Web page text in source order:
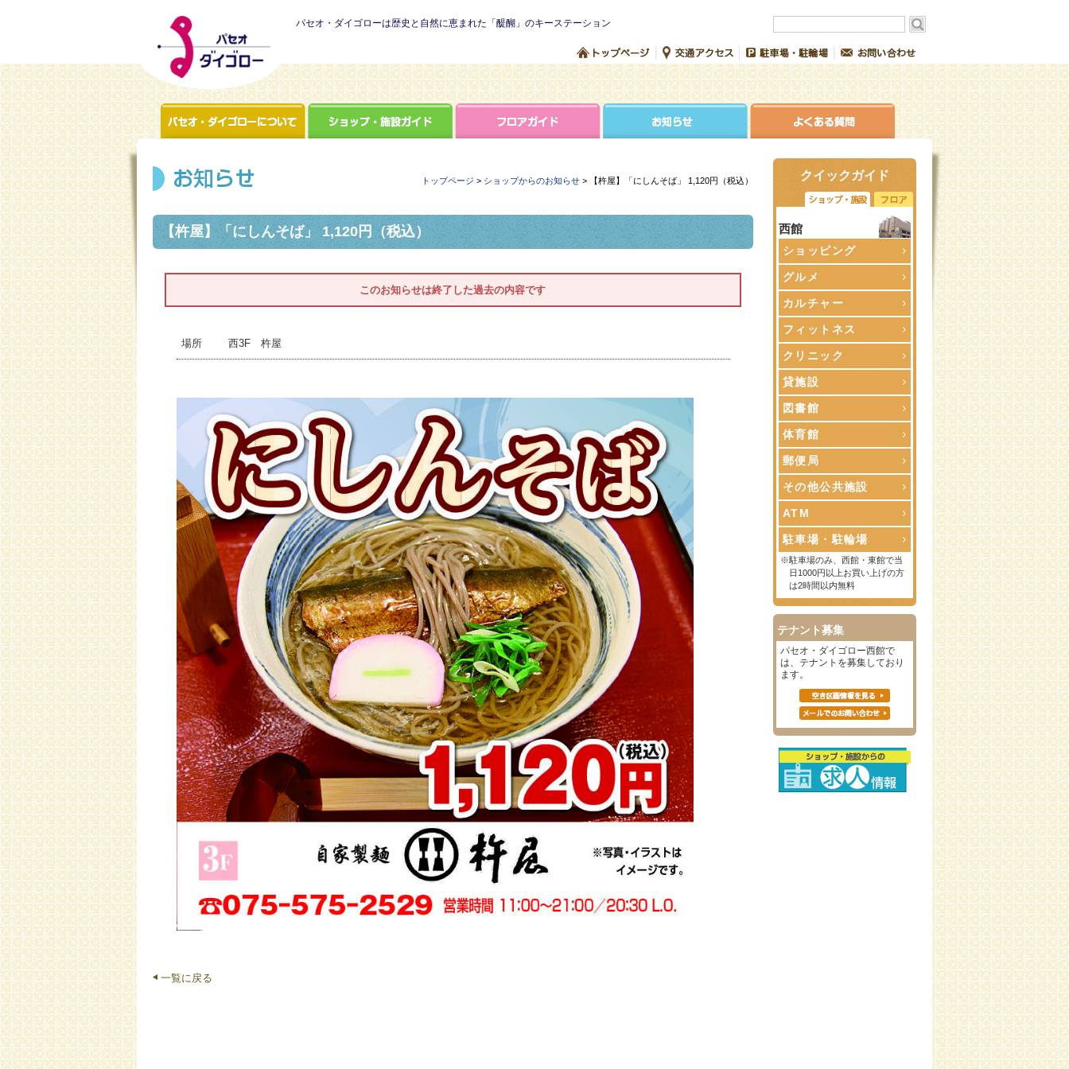
パセオ・ダイゴローは歴史と自然に恵まれた「醍醐」のキーステーション
トップページ > ショップからのお知らせ > 【杵屋】「にしんそば」 1,120円（税込）
【杵屋】「にしんそば」 1,120円（税込）
このお知らせは終了した過去の内容です
場所 西3F 杵屋
一覧に戻る
クイックガイド
西館
ショッピング
グルメ
カルチャー
フィットネス
クリニック
貸施設
図書館
体育館
郵便局
その他公共施設
ATM
駐車場・駐輪場
※駐車場のみ、西館・東館で当
日1000円以上お買い上げの方
は2時間以内無料
テナント募集
パセオ・ダイゴロー西館で
は、テナントを募集しており
ます。